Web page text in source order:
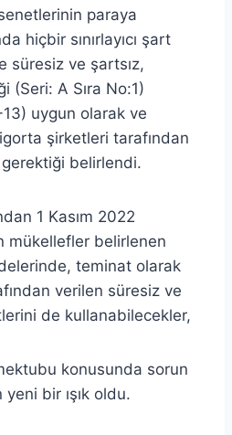
paraya
hiçbir sınırlayıcı şart
süresiz ve şartsız,
(Seri: A Sıra No:1)
uygun olarak ve
şirketleri tarafından
belirlendi.
1 Kasım 2022
mükellefler belirlenen
teminat olarak
verilen süresiz ve
de kullanabilecekler,
konusunda sorun
bir ışık oldu.